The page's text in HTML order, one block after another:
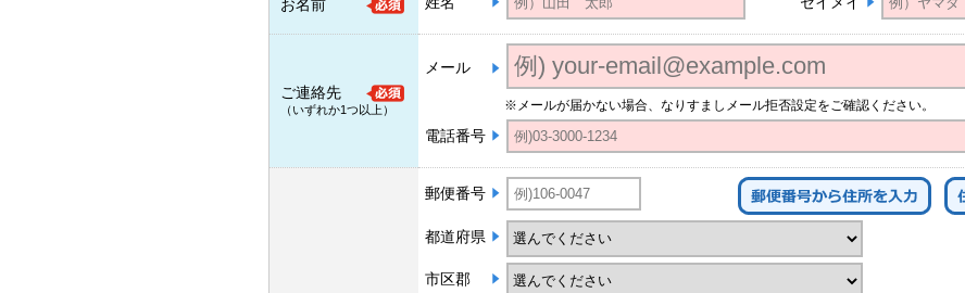
お名前
ご連絡先
（いずれか1つ以上）
メール
※メールが届かない場合、なりすましメール拒否設定をご確認ください。
電話番号
郵便番号
都道府県
市区郡